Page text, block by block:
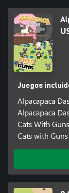
Juegos
Alpacapaca
Alpacapaca
Cats With
Cats with